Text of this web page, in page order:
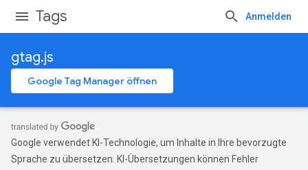
Tags Anmelden
gtag.js
Google Tag Manager öffnen
Google verwendet KI-Technologie, um Inhalte in Ihre bevorzugte
Sprache zu übersetzen. KI-Übersetzungen können Fehler